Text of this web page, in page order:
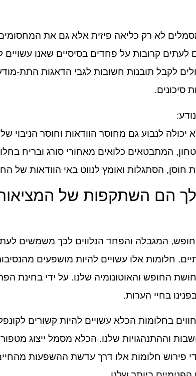
לא רק כליאה פיזית אלא גם את
קרובות על פחדים בסיסיים שאנו
לקבל תובנות חשובות לגבי הדאגות התת-
סיכונים.
לנבוע גם מחוסר הוודאות וחוסר הניבוי
המתבטאים כלואים מאחורי סורג ובריח
חוסן, הסתגלות ואומץ לנווט באי הוודאות של
הם השתקפות של
המגבלה והפחד הנלווים לכך משמשים
חלומות אלו עשויים להיות מושפעים
החופש והאוטונומיה שלנו. על ידי בחינת
בחיי הערות.
בחלומות הכלא עשויים להיות קשורים
וההתנהגויות שלנו. הכלא מסמל ייצוג
פירוש חלומות אלו דרך עדשת ההשפעות